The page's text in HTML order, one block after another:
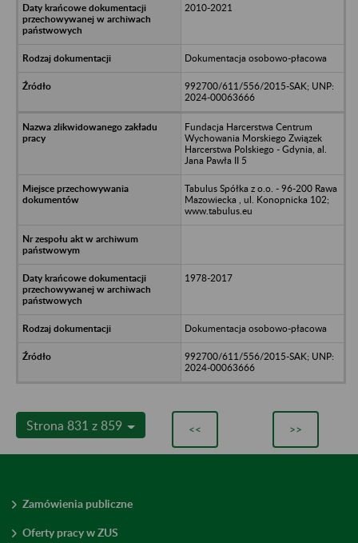
2010-2021
Dokumentacja osobowo-płacowa
992700/611/556/2015-SAK; UNP:
2024-00063666
Fundacja Harcerstwa Centrum
Wychowania Morskiego Związek
Harcerstwa Polskiego - Gdynia, al.
Jana Pawła II 5
Tabulus Spółka z o.o. - 96-200 Rawa
Mazowiecka , ul. Konopnicka 102;
www.tabulus.eu
1978-2017
Dokumentacja osobowo-płacowa
992700/611/556/2015-SAK; UNP:
2024-00063666
Strona 831 z 859 << >>
Zamówienia publiczne
Oferty pracy w ZUS